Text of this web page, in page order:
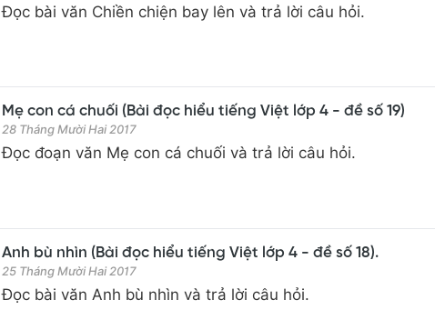
Đọc bài văn Chiền chiện bay lên và trả lời câu hỏi.
Mẹ con cá chuối (Bài đọc hiểu tiếng Việt lớp 4 - đề số 19)
28 Tháng Mười Hai 2017
Đọc đoạn văn Mẹ con cá chuối và trả lời câu hỏi.
Anh bù nhìn (Bài đọc hiểu tiếng Việt lớp 4 - đề số 18).
25 Tháng Mười Hai 2017
Đọc bài văn Anh bù nhìn và trả lời câu hỏi.